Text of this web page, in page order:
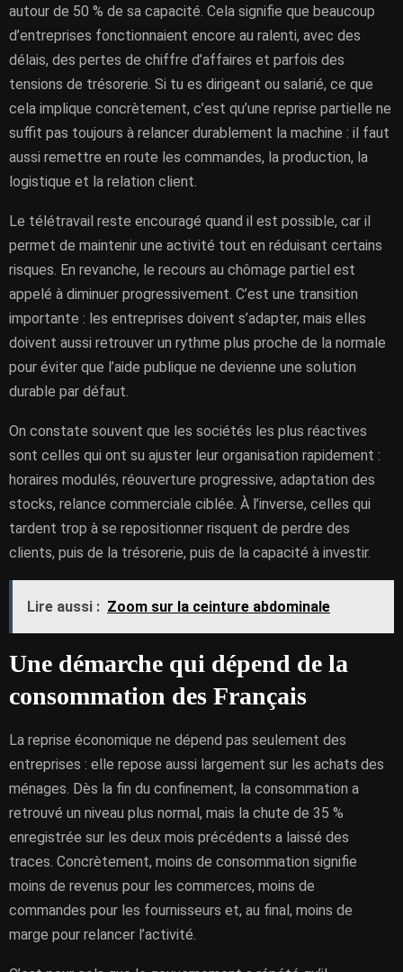
autour de 50 % de sa capacité. Cela signifie que beaucoup
d’entreprises fonctionnaient encore au ralenti, avec des
délais, des pertes de chiffre d’affaires et parfois des
tensions de trésorerie. Si tu es dirigeant ou salarié, ce que
cela implique concrètement, c’est qu’une reprise partielle ne
suffit pas toujours à relancer durablement la machine : il faut
aussi remettre en route les commandes, la production, la
logistique et la relation client.
Le télétravail reste encouragé quand il est possible, car il
permet de maintenir une activité tout en réduisant certains
risques. En revanche, le recours au chômage partiel est
appelé à diminuer progressivement. C’est une transition
importante : les entreprises doivent s’adapter, mais elles
doivent aussi retrouver un rythme plus proche de la normale
pour éviter que l’aide publique ne devienne une solution
durable par défaut.
On constate souvent que les sociétés les plus réactives
sont celles qui ont su ajuster leur organisation rapidement :
horaires modulés, réouverture progressive, adaptation des
stocks, relance commerciale ciblée. À l’inverse, celles qui
tardent trop à se repositionner risquent de perdre des
clients, puis de la trésorerie, puis de la capacité à investir.
Lire aussi : Zoom sur la ceinture abdominale
Une démarche qui dépend de la
consommation des Français
La reprise économique ne dépend pas seulement des
entreprises : elle repose aussi largement sur les achats des
ménages. Dès la fin du confinement, la consommation a
retrouvé un niveau plus normal, mais la chute de 35 %
enregistrée sur les deux mois précédents a laissé des
traces. Concrètement, moins de consommation signifie
moins de revenus pour les commerces, moins de
commandes pour les fournisseurs et, au final, moins de
marge pour relancer l’activité.